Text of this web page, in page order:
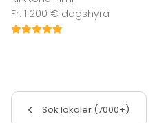
Fr. 1 200 € dagshyra
Sök lokaler (7000+)